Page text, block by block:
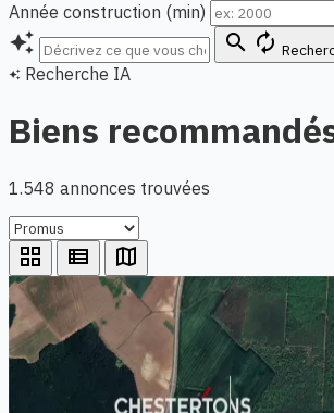
Année construction (min)
auto_awesome search autorenew
auto_awesome Recherche IA
Biens
1.548 annonces trouvées
grid_view view_list map